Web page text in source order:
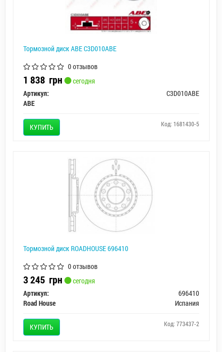
Тормозной диск ABE C3D010ABE
0 отзывов
1 838 грн
сегодня
Артикул:
C3D010ABE
ABE
КУПИТЬ Код: 1681430-5
Тормозной диск ROADHOUSE 696410
0 отзывов
3 245 грн
сегодня
Артикул:
696410
Road House
Испания
КУПИТЬ Код: 773437-2